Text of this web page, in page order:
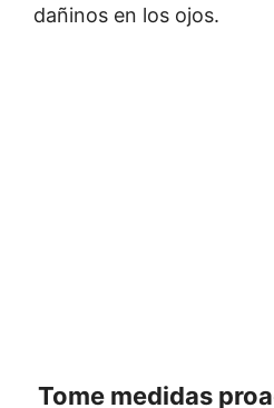
dañinos en los ojos.
Tome medidas